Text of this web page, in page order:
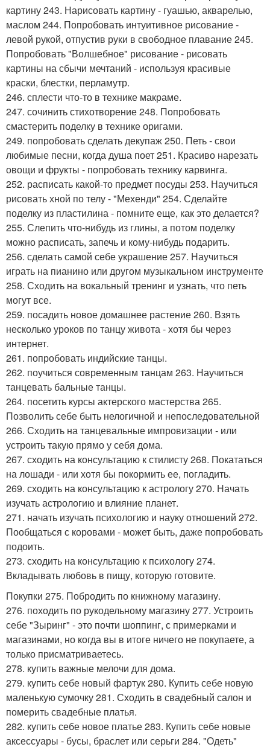
картину 243. Нарисовать картину - гуашью, акварелью,
маслом 244. Попробовать интуитивное рисование -
левой рукой, отпустив руки в свободное плавание 245.
Попробовать "Волшебное" рисование - рисовать
картины на сбычи мечтаний - используя красивые
краски, блестки, перламутр.
246. сплести что-то в технике макраме.
247. сочинить стихотворение 248. Попробовать
смастерить поделку в технике оригами.
249. попробовать сделать декупаж 250. Петь - свои
любимые песни, когда душа поет 251. Красиво нарезать
овощи и фрукты - попробовать технику карвинга.
252. расписать какой-то предмет посуды 253. Научиться
рисовать хной по телу - "Мехенди" 254. Сделайте
поделку из пластилина - помните еще, как это делается?
255. Слепить что-нибудь из глины, а потом поделку
можно расписать, запечь и кому-нибудь подарить.
256. сделать самой себе украшение 257. Научиться
играть на пианино или другом музыкальном инструменте
258. Сходить на вокальный тренинг и узнать, что петь
могут все.
259. посадить новое домашнее растение 260. Взять
несколько уроков по танцу живота - хотя бы через
интернет.
261. попробовать индийские танцы.
262. поучиться современным танцам 263. Научиться
танцевать бальные танцы.
264. посетить курсы актерского мастерства 265.
Позволить себе быть нелогичной и непоследовательной
266. Сходить на танцевальные импровизации - или
устроить такую прямо у себя дома.
267. сходить на консультацию к стилисту 268. Покататься
на лошади - или хотя бы покормить ее, погладить.
269. сходить на консультацию к астрологу 270. Начать
изучать астрологию и влияние планет.
271. начать изучать психологию и науку отношений 272.
Пообщаться с коровами - может быть, даже попробовать
подоить.
273. сходить на консультацию к психологу 274.
Вкладывать любовь в пищу, которую готовите.
Покупки 275. Побродить по книжному магазину.
276. походить по рукодельному магазину 277. Устроить
себе "Зыринг" - это почти шоппинг, с примерками и
магазинами, но когда вы в итоге ничего не покупаете, а
только присматриваетесь.
278. купить важные мелочи для дома.
279. купить себе новый фартук 280. Купить себе новую
маленькую сумочку 281. Сходить в свадебный салон и
померить свадебные платья.
282. купить себе новое платье 283. Купить себе новые
аксессуары - бусы, браслет или серьги 284. "Одеть"